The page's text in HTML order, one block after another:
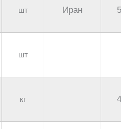
шт Иран
шт
кг